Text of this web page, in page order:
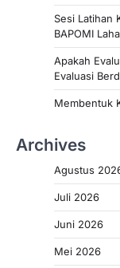
Sesi Latihan
BAPOMI
Apakah
Evaluasi
Membentuk
Archives
Agustus
Juli 2026
Juni 2026
Mei 2026